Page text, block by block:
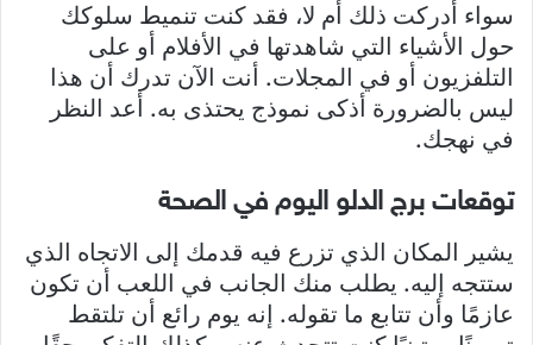
سواء أدركت ذلك أم لا، فقد كنت تنميط سلوكك
حول الأشياء التي شاهدتها في الأفلام أو على
التلفزيون أو في المجلات. أنت الآن تدرك أن هذا
ليس بالضرورة أذكى نموذج يحتذى به. أعد النظر
في نهجك.
توقعات برج الدلو اليوم في الصحة
يشير المكان الذي تزرع فيه قدمك إلى الاتجاه الذي
ستتجه إليه. يطلب منك الجانب في اللعب أن تكون
عازمًا وأن تتابع ما تقوله. إنه يوم رائع أن تلتقط